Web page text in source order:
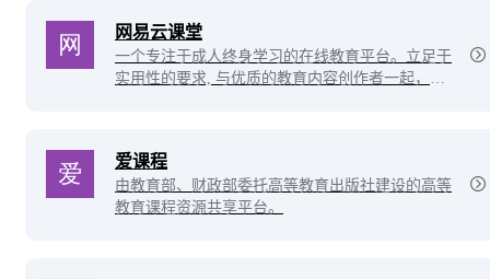
网易云课堂
一个专注于成人终身学习的在线教育平台。立足于
实用性的要求, 与优质的教育内容创作者一起，为
爱课程
由教育部、财政部委托高等教育出版社建设的高等
教育课程资源共享平台。